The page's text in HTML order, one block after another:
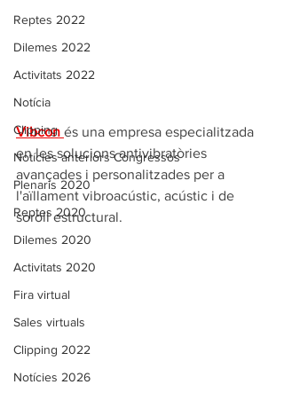
Reptes 2022
Dilemes 2022
Activitats 2022
Notícia
Clipping
Notícies anteriors Congressos
Plenaris 2020
Reptes 2020
Dilemes 2020
Activitats 2020
Fira virtual
Sales virtuals
Clipping 2022
Notícies 2026
Vibcon és una empresa especialitzada
en les solucions antivibratòries
avançades i personalitzades per a
l'aïllament vibroacústic, acústic i de
soroll estructural.